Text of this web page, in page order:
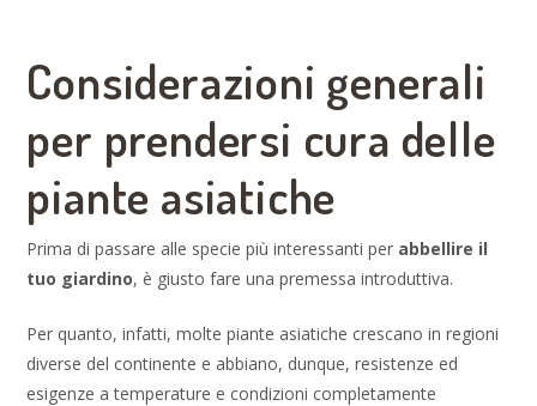
Considerazioni generali
per prendersi cura delle
piante asiatiche
Prima di passare alle specie più interessanti per abbellire il
tuo giardino, è giusto fare una premessa introduttiva.
Per quanto, infatti, molte piante asiatiche crescano in regioni
diverse del continente e abbiano, dunque, resistenze ed
esigenze a temperature e condizioni completamente